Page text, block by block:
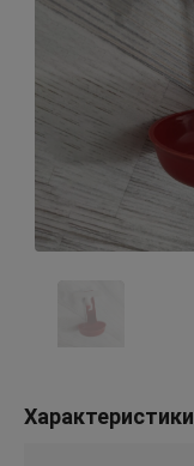
Характеристики